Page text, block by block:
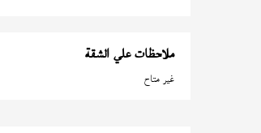
ملاحظات علي الشقة
غير متاح